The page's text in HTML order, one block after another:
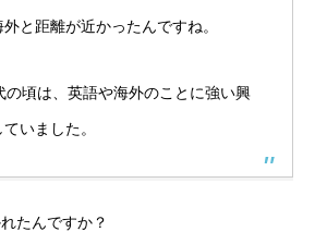
と距離が近かったんですね。
の頃は、英語や海外のことに強い興
いました。
たんですか？